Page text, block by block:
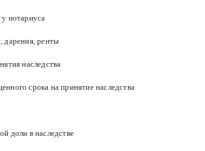
нотариуса
дарения, ренты
наследства
срока на принятие наследства
доли в наследстве